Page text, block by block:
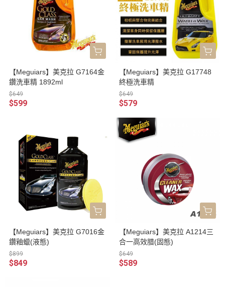
【Meguiars】美克拉 G7164金
鑽洗車精 1892ml
$649
$599
【Meguiars】美克拉 G17748
終極洗車精
$649
$579
【Meguiars】美克拉 G7016金
鑽釉蠟(液態)
$899
$849
【Meguiars】美克拉 A1214三
合一高效腊(固態)
$649
$589